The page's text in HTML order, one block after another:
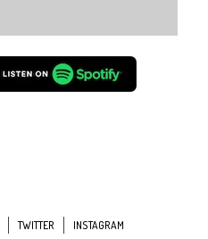
TWITTER INSTAGRAM